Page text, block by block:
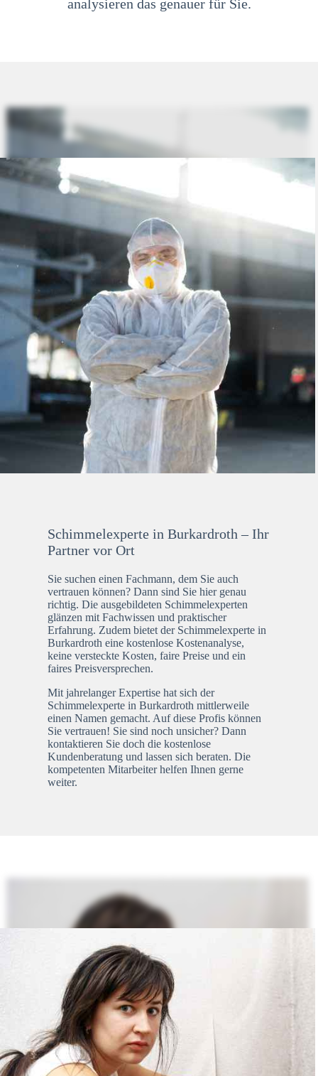
analysieren das genauer für Sie.
Schimmelexperte in Burkardroth – Ihr
Partner vor Ort
Sie suchen einen Fachmann, dem Sie auch
vertrauen können? Dann sind Sie hier genau
richtig. Die ausgebildeten Schimmelexperten
glänzen mit Fachwissen und praktischer
Erfahrung. Zudem bietet der Schimmelexperte in
Burkardroth eine kostenlose Kostenanalyse,
keine versteckte Kosten, faire Preise und ein
faires Preisversprechen.
Mit jahrelanger Expertise hat sich der
Schimmelexperte in Burkardroth mittlerweile
einen Namen gemacht. Auf diese Profis können
Sie vertrauen! Sie sind noch unsicher? Dann
kontaktieren Sie doch die kostenlose
Kundenberatung und lassen sich beraten. Die
kompetenten Mitarbeiter helfen Ihnen gerne
weiter.